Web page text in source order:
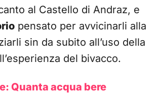
al Castello di Andraz, e
pensato per avvicinarli alla
sin da subito all’uso della
del bivacco.
Quanta acqua bere